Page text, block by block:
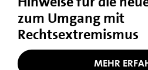
zum Umgang mit
Rechtsextremismus
MEHR